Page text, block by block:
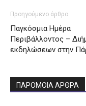
Προηγούμενο άρθρο
Παγκόσμια Ημέρα
Περιβάλλοντος –
εκδηλώσεων στην
ΠΑΡΟΜΟΙΑ ΑΡΘΡΑ